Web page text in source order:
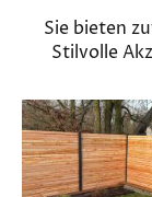
Sie bieten
Stilvolle